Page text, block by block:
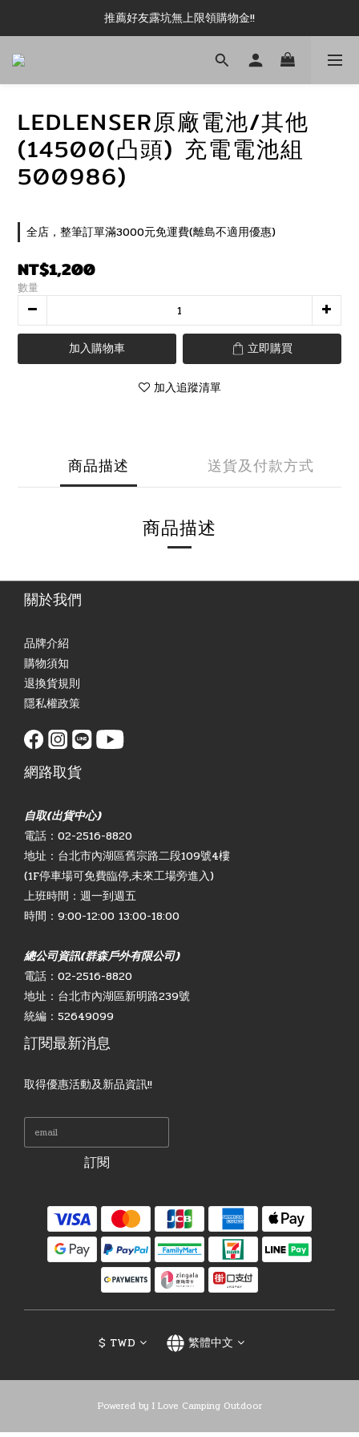
新加入會員即可現領 50元購物金!!
推薦好友露坑無上限領購物金!!
新加入會員即可現領 50元購物金!!
LEDLENSER原廠電池/其他
(14500(凸頭) 充電電池組
500986)
全店，整筆訂單滿3000元免運費(離島不適用優惠)
NT$1,200
數量
加入購物車 立即購買
加入追蹤清單
商品描述 送貨及付款方式
商品描述
關於我們
品牌介紹
購物須知
退換貨規則
隱私權政策
網路取貨
自取(出貨中心)
電話：02-2516-8820
地址：台北市內湖區舊宗路二段109號4樓
(1F停車場可免費臨停,未來工場旁進入)
上班時間：週一到週五
時間：9:00-12:00 13:00-18:00
總公司資訊(群森戶外有限公司)
電話：02-2516-8820
地址：台北市內湖區新明路239號
統編：52649099
訂閱最新消息
取得優惠活動及新品資訊!!
訂閱
$ TWD 繁體中文
Powered by I Love Camping Outdoor